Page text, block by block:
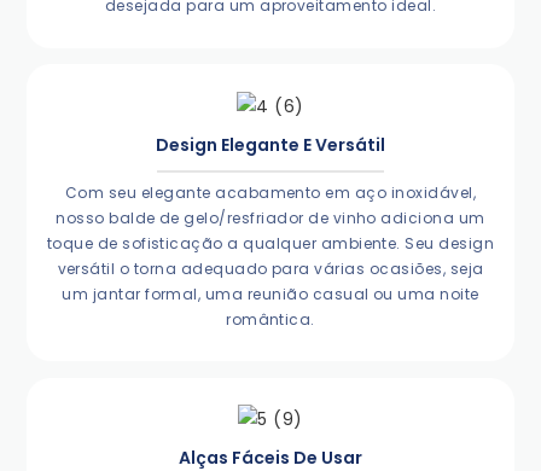
desejada para um aproveitamento ideal.
Design Elegante E Versátil
Com seu elegante acabamento em aço inoxidável,
nosso balde de gelo/resfriador de vinho adiciona um
toque de sofisticação a qualquer ambiente. Seu design
versátil o torna adequado para várias ocasiões, seja
um jantar formal, uma reunião casual ou uma noite
romântica.
Alças Fáceis De Usar